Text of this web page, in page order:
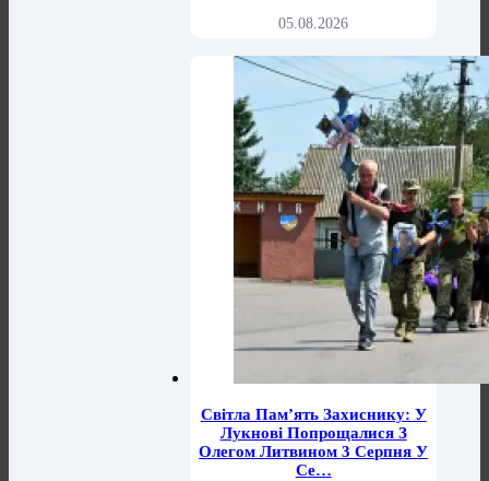
05.08.2026
Світла Пам’ять Захиснику: У
Лукнові Попрощалися З
Олегом Литвином 3 Серпня У
Се…